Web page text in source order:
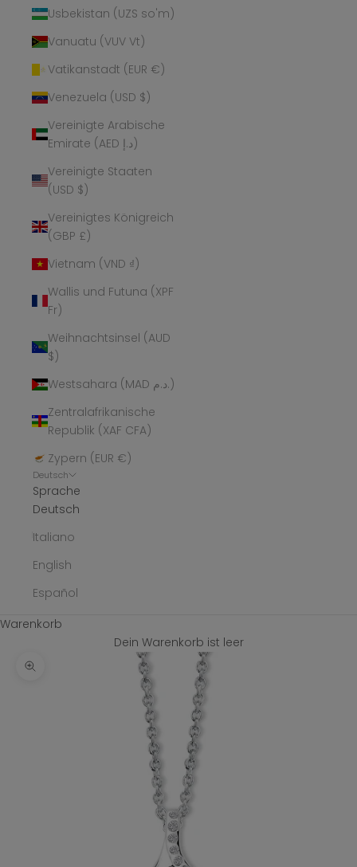
Usbekistan (UZS so'm)
Vanuatu (VUV Vt)
Vatikanstadt (EUR €)
Venezuela (USD $)
Vereinigte Arabische
Emirate (AED د.إ)
Vereinigte Staaten
(USD $)
Vereinigtes Königreich
(GBP £)
Vietnam (VND ₫)
Wallis und Futuna (XPF
Fr)
Weihnachtsinsel (AUD
$)
Westsahara (MAD د.م.)
Zentralafrikanische
Republik (XAF CFA)
Zypern (EUR €)
Deutsch
Sprache
Deutsch
Italiano
English
Español
Warenkorb
Dein Warenkorb ist leer
Bild vergrößern